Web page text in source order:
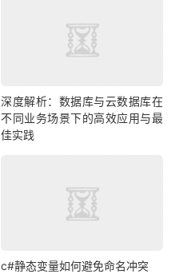
深度解析：数据库与云数据库在
不同业务场景下的高效应用与最
佳实践
c#静态变量如何避免命名冲突